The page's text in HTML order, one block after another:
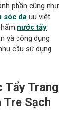
phần cũng như
sóc da ưu việt
nước tẩy
và công dụng
cầu sử dụng
Tẩy Trang
Tre Sạch